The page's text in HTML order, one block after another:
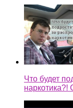
Что будет
наркотика?!